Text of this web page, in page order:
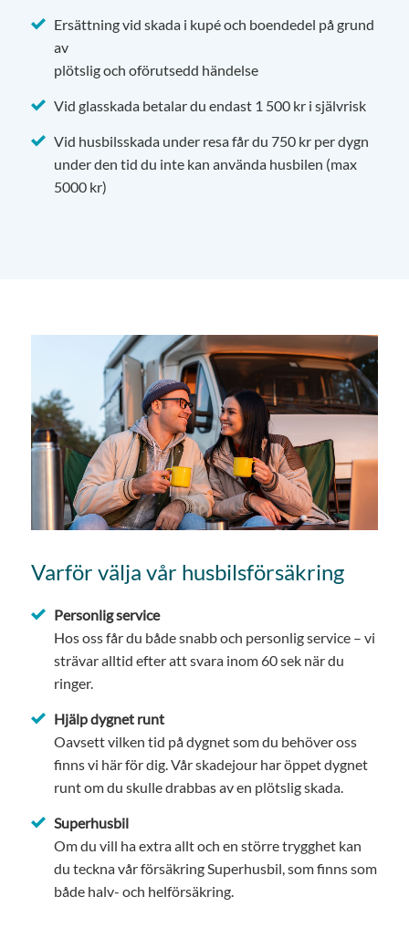
Ersättning vid skada i kupé och boendedel på grund
av
plötslig och oförutsedd händelse
Vid glasskada betalar du endast 1 500 kr i självrisk
Vid husbilsskada under resa får du 750 kr per dygn
under den tid du inte kan använda husbilen (max
5000 kr)
Varför välja vår husbilsförsäkring
Personlig service
Hos oss får du både snabb och personlig service – vi
strävar alltid efter att svara inom 60 sek när du
ringer.
Hjälp dygnet runt
Oavsett vilken tid på dygnet som du behöver oss
finns vi här för dig. Vår skadejour har öppet dygnet
runt om du skulle drabbas av en plötslig skada.
Superhusbil
Om du vill ha extra allt och en större trygghet kan
du teckna vår försäkring Superhusbil, som finns som
både halv- och helförsäkring.